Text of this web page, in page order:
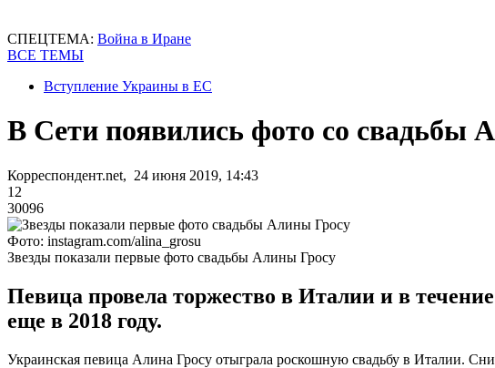
СПЕЦТЕМА: Война в Иране
ВСЕ ТЕМЫ
Вступление Украины в ЕС
В Сети появились фото со свадьбы
Корреспондент.net, 24 июня 2019, 14:43
12
30096
Фото: instagram.com/alina_grosu
Звезды показали первые фото свадьбы Алины Гросу
Певица провела торжество в Италии и в
еще в 2018 году.
Украинская певица Алина Гросу отыграла роскошную свадьбу в Италии.